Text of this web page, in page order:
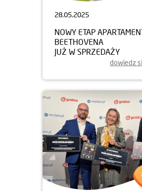
28.05.2025
NOWY ETAP
BEETHOVENA
JUŻ W SPRZEDAŻY
dowiedz